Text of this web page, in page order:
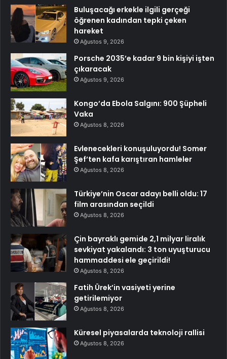
Buluşacağı erkekle ilgili gerçeği
öğrenen kadından tepki çeken
hareket
Ağustos 9, 2026
Porsche 2035’e kadar 9 bin kişiyi işten
çıkaracak
Ağustos 9, 2026
Kongo’da Ebola Salgını: 900 Şüpheli
Vaka
Ağustos 8, 2026
Evlenecekleri konuşuluyordu! Somer
Şef’ten kafa karıştıran hamleler
Ağustos 8, 2026
Türkiye’nin Oscar adayı belli oldu: 17
film arasından seçildi
Ağustos 8, 2026
Çin bayraklı gemide 2,1 milyar liralık
sevkiyat yakalandı: 3 ton uyuşturucu
hammaddesi ele geçirildi!
Ağustos 8, 2026
Fatih Ürek’in vasiyeti yerine
getirilemiyor
Ağustos 8, 2026
Küresel piyasalarda teknoloji rallisi
Ağustos 8, 2026